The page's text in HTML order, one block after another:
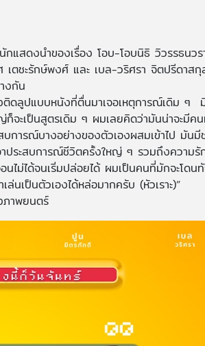
แสดงนำของเรื่อง โอบ-โอบนิธิ วิวรรธนว
ชะรักษ์พงศ์ และ เบล-วริศรา จิตปรีดาส
งกัน
ดลูปแบบหนังที่ตื่นมาเจอเหตุการณ์เดิม ๆ
จะเป็นสูตรเดิม ๆ ผมเลยคิดว่ามันน่าจะมีค
การณ์บางอย่างของตัวเองผสมเข้าไป มันมี
อาประสบการณ์ชีวิตครั้งใหญ่ ๆ รวมถึงความรั
นไม่ได้จนเริ่มปล่อยได้ ผมเป็นคนที่มักจะโดน
นเป็นตัวเองได้หล่อมากครับ (หัวเราะ)”
าพยนตร์